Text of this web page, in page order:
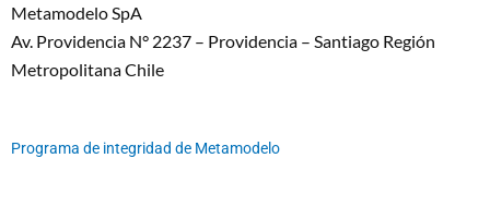
Metamodelo SpA
Av. Providencia N° 2237 – Providencia – Santiago Región
Metropolitana Chile
Programa de integridad de Metamodelo